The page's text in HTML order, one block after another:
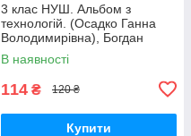
3 клас НУШ. Альбом з
технологій. (Осадко Ганна
Володимирівна), Богдан
В наявності
114 ₴ 120 ₴
Купити